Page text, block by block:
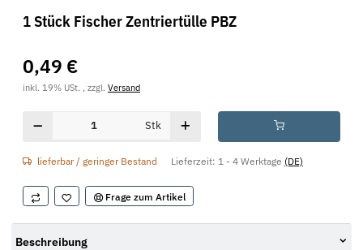
1 Stück Fischer Zentriertülle PBZ
0,49 €
inkl. 19% USt. , zzgl. Versand
Stk
lieferbar / geringer Bestand Lieferzeit: 1 - 4 Werktage (DE)
Frage zum Artikel
Beschreibung